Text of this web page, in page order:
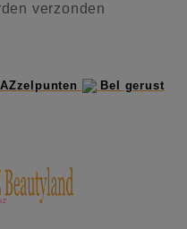
verzonden
Bel gerust